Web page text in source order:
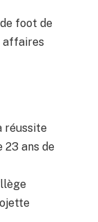
foot de
affaires
réussite
23 ans de